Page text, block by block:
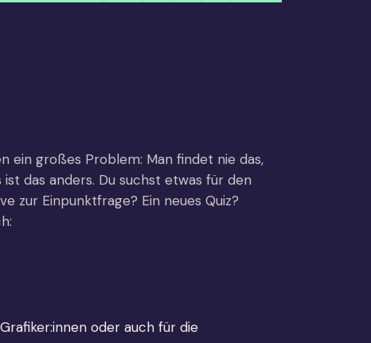
ein großes Problem: Man findet nie das,
ist das anders. Du suchst etwas für den
zur Einpunktfrage? Ein neues Quiz?
oder auch für die